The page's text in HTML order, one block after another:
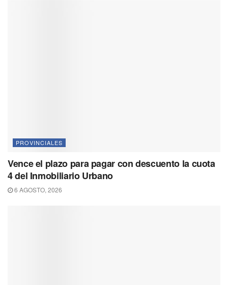
PROVINCIALES
Vence el plazo para pagar con descuento la cuota
4 del Inmobiliario Urbano
6 AGOSTO, 2026